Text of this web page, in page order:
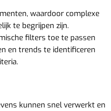
waardoor complexe
te begrijpen zijn.
filters toe te passen
en trends te identificeren
kunnen snel verwerkt en